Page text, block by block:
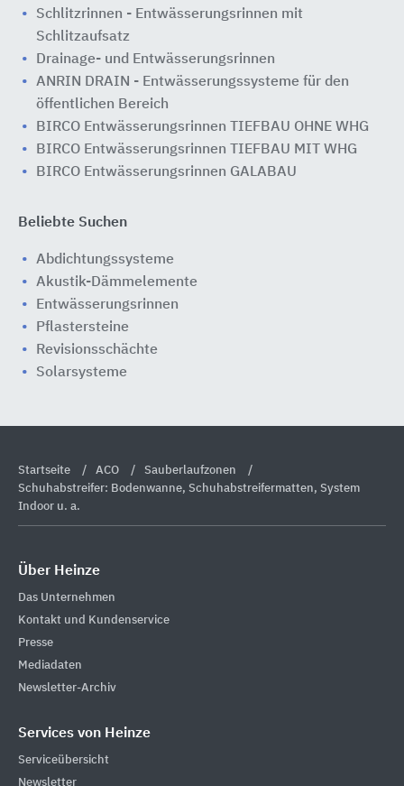
Schlitzrinnen - Entwässerungsrinnen mit
Schlitzaufsatz
Drainage- und Entwässerungsrinnen
ANRIN DRAIN - Entwässerungssysteme für den
öffentlichen Bereich
BIRCO Entwässerungsrinnen TIEFBAU OHNE WHG
BIRCO Entwässerungsrinnen TIEFBAU MIT WHG
BIRCO Entwässerungsrinnen GALABAU
Beliebte Suchen
Abdichtungssysteme
Akustik-Dämmelemente
Entwässerungsrinnen
Pflastersteine
Revisionsschächte
Solarsysteme
Startseite ACO
Sauberlaufzonen
Schuhabstreifer: Bodenwanne, Schuhabstreifermatten, System
Indoor u. a.
Über Heinze
Das Unternehmen
Kontakt und Kundenservice
Presse
Mediadaten
Newsletter-Archiv
Services von Heinze
Serviceübersicht
Newsletter